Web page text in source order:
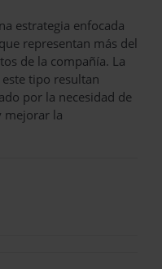
estrategia enfocada
representan más del
de la compañía. La
tipo resultan
por la necesidad de
mejorar la